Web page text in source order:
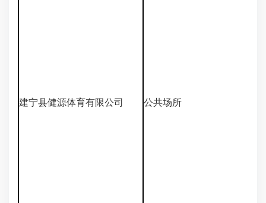
建宁县健源体育有限公司 公共场所